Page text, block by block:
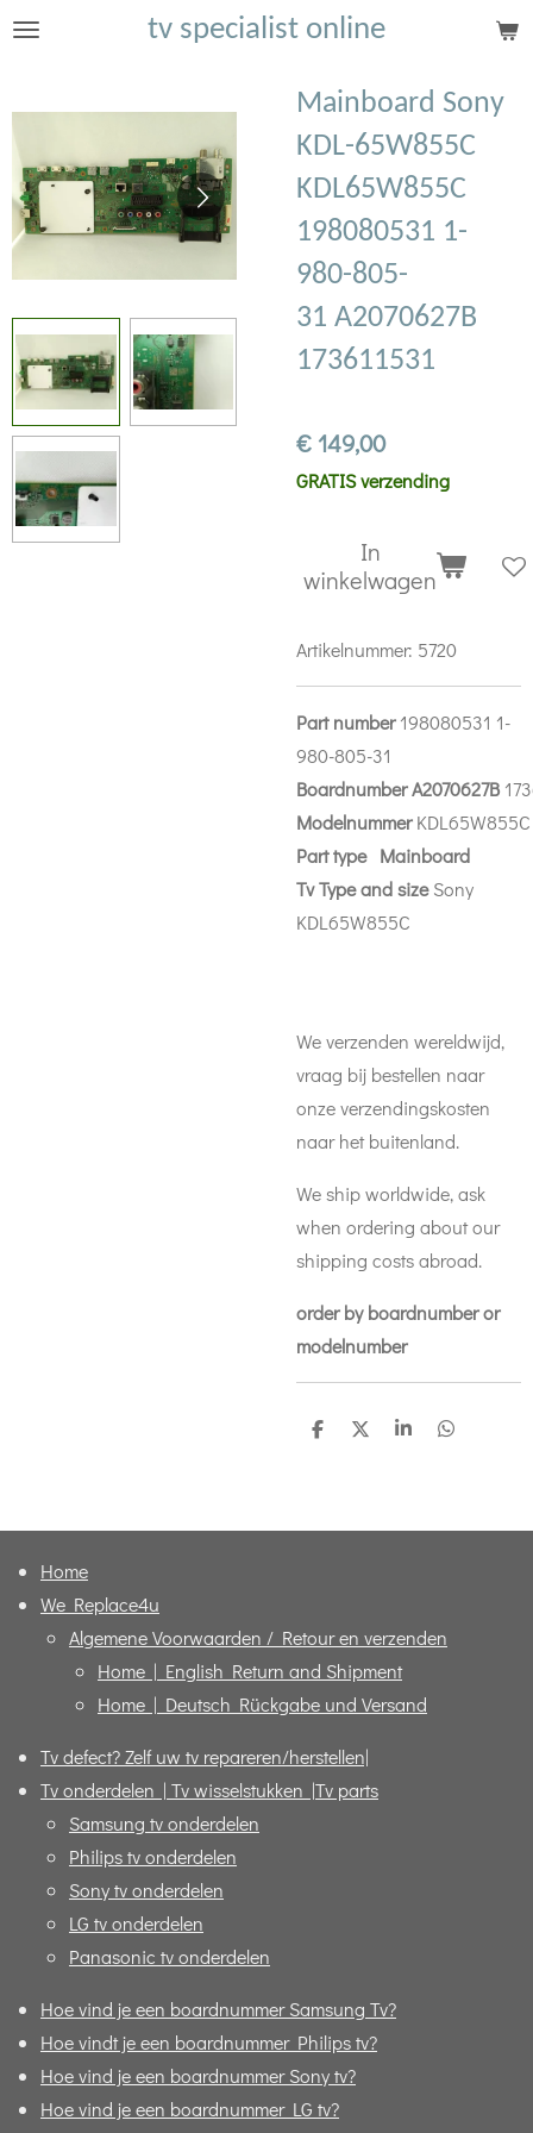
Ga
hoofdinhoud
tv specialist online
Mainboard Sony
KDL-65W855C
KDL65W855C
198080531 1-
980-805-
31 A2070627B
173611531
€ 149,00
GRATIS verzending
In
winkelwagen
Artikelnummer: 5720
Part number198080531 1-
980-805-31
BoardnumberA2070627B
ModelnummerKDL65W855C
Parttype Mainboard
Tv Type and sizeSony
KDL65W855C
We verzenden wereldwijd,
vraag bij bestellen naar
onze verzendingskosten
naar het buitenland.
We ship worldwide, ask
when ordering about our
shipping costs abroad.
order by boardnumber or
modelnumber
D
D
S
D
Home
We Replace4u
Algemene Voorwaarden / Retour en verzenden
Home | English Return and Shipment
Home | Deutsch Rückgabe und Versand
Tv defect? Zelf uw tv repareren/herstellen|
Tv onderdelen | Tv wisselstukken |Tv parts
Samsung tv onderdelen
Philips tv onderdelen
Sony tv onderdelen
LG tv onderdelen
Panasonic tv onderdelen
Hoe vind je een boardnummer Samsung Tv?
Hoe vindt je een boardnummer Philips tv?
Hoe vind je een boardnummer Sony tv?
Hoe vind je een boardnummer LG tv?